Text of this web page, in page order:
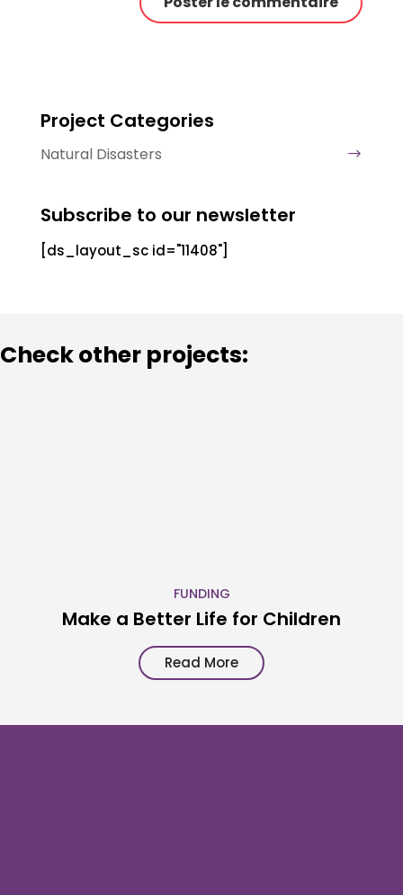
Project Categories
Natural Disasters
Subscribe to our newsletter
[ds_layout_sc id="11408"]
Check other projects:
FUNDING
Make a Better Life for Children
Read More